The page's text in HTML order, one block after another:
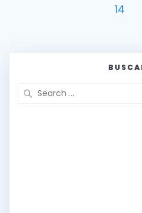
Page
14